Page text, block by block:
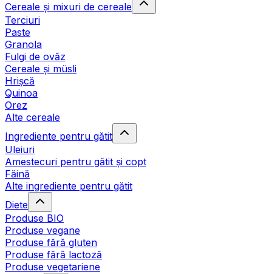
Cereale și mixuri de cereale
Terciuri
Paste
Granola
Fulgi de ovăz
Cereale și müsli
Hrișcă
Quinoa
Orez
Alte cereale
Ingrediente pentru gătit
Uleiuri
Amestecuri pentru gătit și copt
Făină
Alte ingrediente pentru gătit
Diete
Produse BIO
Produse vegane
Produse fără gluten
Produse fără lactoză
Produse vegetariene